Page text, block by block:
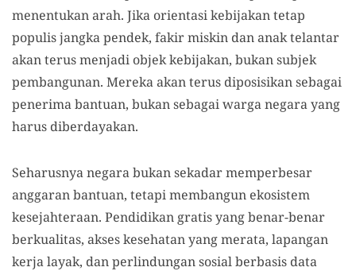
menentukan arah. Jika orientasi kebijakan tetap
populis jangka pendek, fakir miskin dan anak telantar
akan terus menjadi objek kebijakan, bukan subjek
pembangunan. Mereka akan terus diposisikan sebagai
penerima bantuan, bukan sebagai warga negara yang
harus diberdayakan.
Seharusnya negara bukan sekadar memperbesar
anggaran bantuan, tetapi membangun ekosistem
kesejahteraan. Pendidikan gratis yang benar-benar
berkualitas, akses kesehatan yang merata, lapangan
kerja layak, dan perlindungan sosial berbasis data